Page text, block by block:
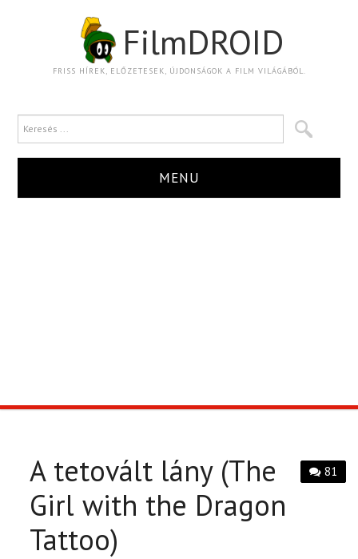
FilmDROID
FRISS HÍREK, ELŐZETESEK, ÚJDONSÁGOK A FILM VILÁGÁBÓL.
MENU
PÓLÓ RENDELÉS
81
A tetovált lány (The
Girl with the Dragon
Tattoo)